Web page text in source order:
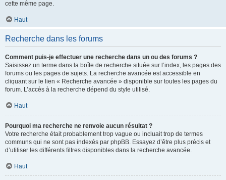
cette même page.
Haut
Recherche dans les forums
Comment puis-je effectuer une recherche dans un ou des forums ?
Saisissez un terme dans la boîte de recherche située sur l’index, les pages des
forums ou les pages de sujets. La recherche avancée est accessible en
cliquant sur le lien « Recherche avancée » disponible sur toutes les pages du
forum. L’accès à la recherche dépend du style utilisé.
Haut
Pourquoi ma recherche ne renvoie aucun résultat ?
Votre recherche était probablement trop vague ou incluait trop de termes
communs qui ne sont pas indexés par phpBB. Essayez d’être plus précis et
d’utiliser les différents filtres disponibles dans la recherche avancée.
Haut